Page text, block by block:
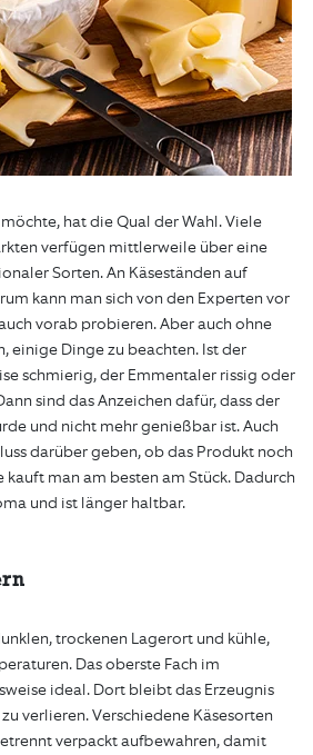
hat die Qual der Wahl. Viele
verfügen mittlerweile über eine
Sorten. An Käseständen auf
kann man sich von den Experten vor
vorab probieren. Aber auch ohne
einige Dinge zu beachten. Ist der
schmierig, der Emmentaler rissig oder
sind das Anzeichen dafür, dass der
und nicht mehr genießbar ist. Auch
darüber geben, ob das Produkt noch
kauft man am besten am Stück. Dadurch
und ist länger haltbar.
trockenen Lagerort und kühle,
Das oberste Fach im
ideal. Dort bleibt das Erzeugnis
verlieren. Verschiedene Käsesorten
verpackt aufbewahren, damit